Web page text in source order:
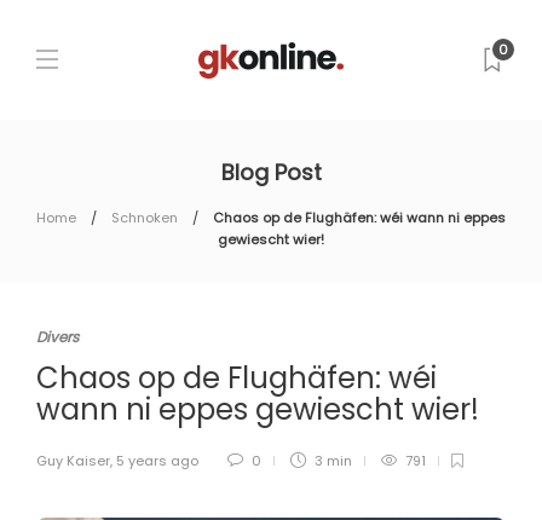
0
Blog Post
Home Schnoken
Chaos op de Flughäfen: wéi wann ni eppes
gewiescht wier!
Divers
Chaos op de Flughäfen: wéi
wann ni eppes gewiescht wier!
Guy Kaiser, 5 years ago 0 3 min 791